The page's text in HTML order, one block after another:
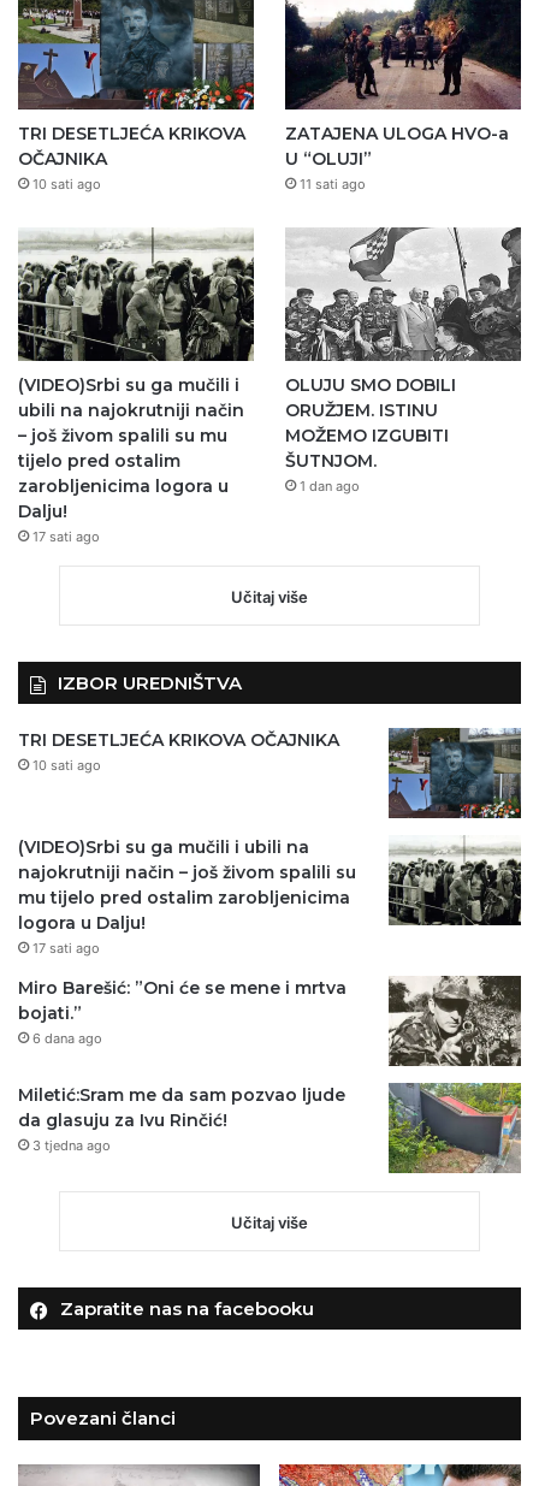
TRI DESETLJEĆA KRIKOVA
OČAJNIKA
10 sati ago
ZATAJENA ULOGA HVO-a
U “OLUJI”
11 sati ago
(VIDEO)Srbi su ga mučili i
ubili na najokrutniji način
– još živom spalili su mu
tijelo pred ostalim
zarobljenicima logora u
Dalju!
17 sati ago
OLUJU SMO DOBILI
ORUŽJEM. ISTINU
MOŽEMO IZGUBITI
ŠUTNJOM.
1 dan ago
Učitaj više
IZBOR UREDNIŠTVA
TRI DESETLJEĆA KRIKOVA OČAJNIKA
10 sati ago
(VIDEO)Srbi su ga mučili i ubili na
najokrutniji način – još živom spalili su
mu tijelo pred ostalim zarobljenicima
logora u Dalju!
17 sati ago
Miro Barešić: ”Oni će se mene i mrtva
bojati.”
6 dana ago
Miletić:Sram me da sam pozvao ljude
da glasuju za Ivu Rinčić!
3 tjedna ago
Učitaj više
Zapratite nas na facebooku
Povezani članci